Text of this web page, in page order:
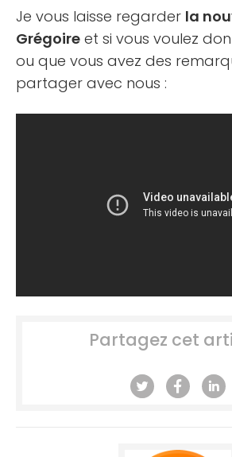
Je vous laisse regarder la
Grégoire et si vous voulez
ou que vous avez des
partager avec nous :
Partagez cet